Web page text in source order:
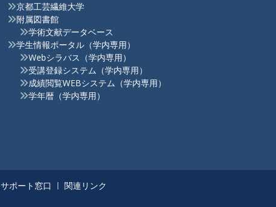
京都工芸繊維大学
附属図書館
学術文献データベース
学生情報ポータル（学内専用）
Webシラバス（学内専用）
受講登録システム（学内専用）
成績閲覧WEBシステム（学内専用）
学年暦（学内専用）
サポート窓口
関連リンク